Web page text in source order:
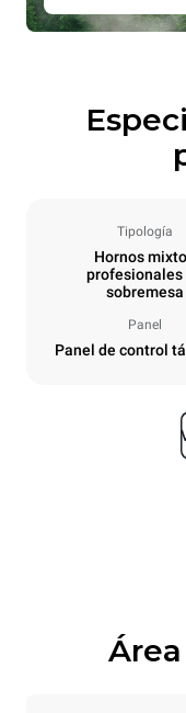
Tipología
Hornos
profesionales
sobremesa
Panel
Panel de control